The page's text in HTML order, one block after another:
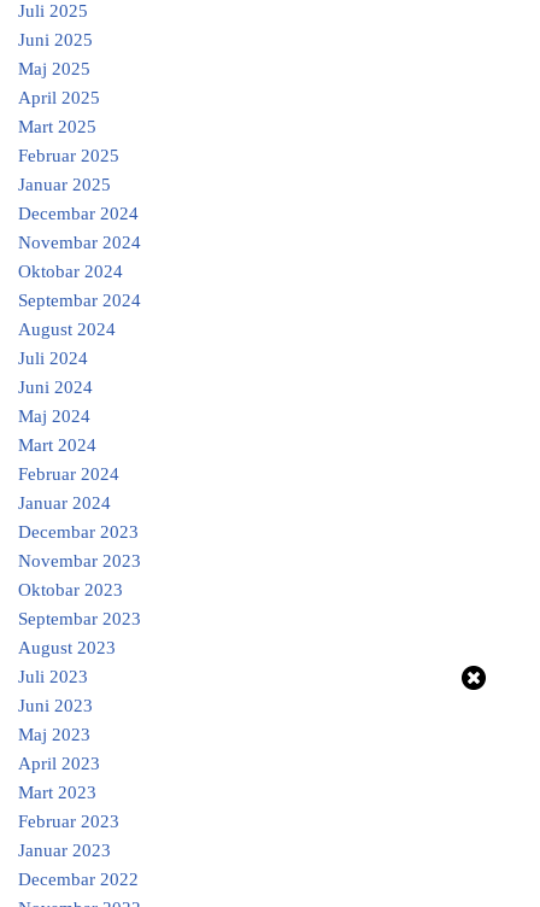
Juli 2025
Juni 2025
Maj 2025
April 2025
Mart 2025
Februar 2025
Januar 2025
Decembar 2024
Novembar 2024
Oktobar 2024
Septembar 2024
August 2024
Juli 2024
Juni 2024
Maj 2024
Mart 2024
Februar 2024
Januar 2024
Decembar 2023
Novembar 2023
Oktobar 2023
Septembar 2023
August 2023
Juli 2023
Juni 2023
Maj 2023
April 2023
Mart 2023
Februar 2023
Januar 2023
Decembar 2022